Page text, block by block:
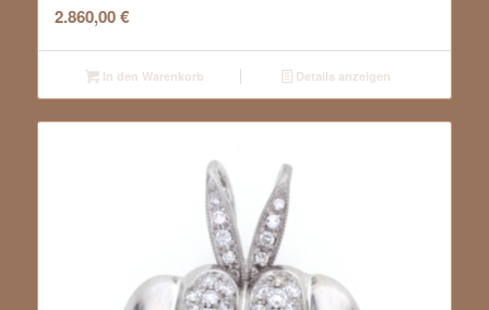
2.860,00€
In den Warenkorb Details anzeigen